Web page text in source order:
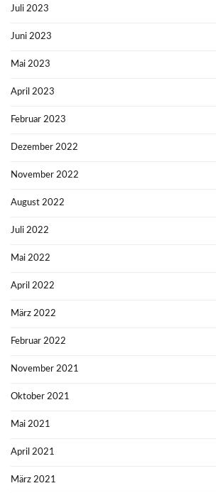
Juli 2023
Juni 2023
Mai 2023
April 2023
Februar 2023
Dezember 2022
November 2022
August 2022
Juli 2022
Mai 2022
April 2022
März 2022
Februar 2022
November 2021
Oktober 2021
Mai 2021
April 2021
März 2021